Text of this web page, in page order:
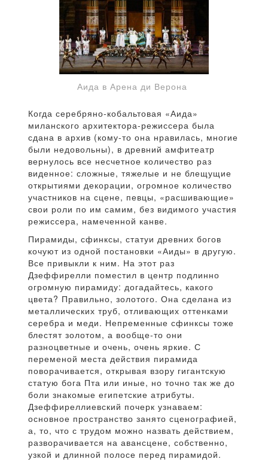
Аида в Арена ди Верона
Когда серебряно-кобальтовая «Аида»
миланского архитектора-режиссера была
сдана в архив (кому-то она нравилась, многие
были недовольны), в древний амфитеатр
вернулось все несчетное количество раз
виденное: сложные, тяжелые и не блещущие
открытиями декорации, огромное количество
участников на сцене, певцы, «расшивающие»
свои роли по им самим, без видимого участия
режиссера, намеченной канве.
Пирамиды, сфинксы, статуи древних богов
кочуют из одной постановки «Аиды» в другую.
Все привыкли к ним. На этот раз
Дзеффирелли поместил в центр подлинно
огромную пирамиду: догадайтесь, какого
цвета? Правильно, золотого. Она сделана из
металлических труб, отливающих оттенками
серебра и меди. Непременные сфинксы тоже
блестят золотом, а вообще-то они
разноцветные и очень, очень яркие. С
переменой места действия пирамида
поворачивается, открывая взору гигантскую
статую бога Пта или иные, но точно так же до
боли знакомые египетские атрибуты.
Дзеффиреллиевский почерк узнаваем:
основное пространство занято сценографией,
а, то, что с трудом можно назвать действием,
разворачивается на авансцене, собственно,
узкой и длинной полосе перед пирамидой.